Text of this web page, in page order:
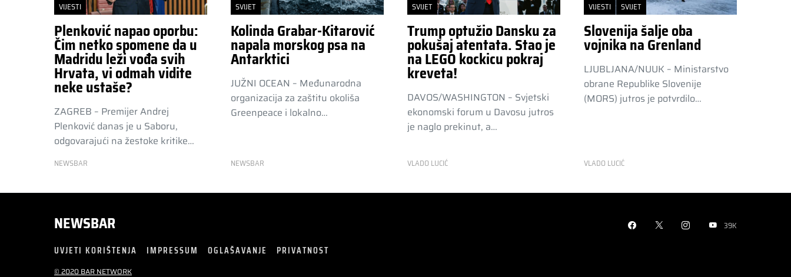
VIJESTI
Plenković napao oporbu:
Čim netko spomene da u
Madridu leži vođa svih
Hrvata, vi odmah vidite
neke ustaše?
ZAGREB – Premijer Andrej
Plenković danas je u Saboru,
odgovarajući na žestoke kritike…
NEWSBAR
SVIJET
Kolinda Grabar-Kitarović
napala morskog psa na
Antarktici
JUŽNI OCEAN – Međunarodna
organizacija za zaštitu okoliša
Greenpeace i lokalno…
NEWSBAR
SVIJET
Trump optužio Dansku za
pokušaj atentata. Stao je
na LEGO kockicu pokraj
kreveta!
DAVOS/WASHINGTON – Svjetski
ekonomski forum u Davosu jutros
je naglo prekinut, a…
VLADO LUCIĆ
VIJESTI SVIJET
Slovenija šalje oba
vojnika na Grenland
LJUBLJANA/NUUK – Ministarstvo
obrane Republike Slovenije
(MORS) jutros je potvrdilo…
VLADO LUCIĆ
NEWSBAR 39K
UVJETI KORIŠTENJA IMPRESSUM OGLAŠAVANJE PRIVATNOST
© 2020 BAR NETWORK